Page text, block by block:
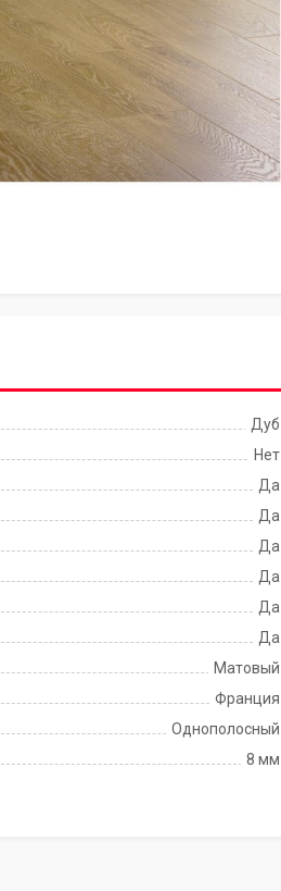
Дуб
Нет
Да
Да
Да
Да
Да
Да
Матовый
Франция
Однополосный
8 мм